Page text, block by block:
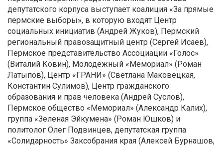
депутатского корпуса выступает коалиция «За прямые
пермские выборы», в которую входят Центр
социальных инициатив (Андрей Жуков), Пермский
региональный правозащитный центр (Сергей Исаев),
Пермское представительство Ассоциации «Голос»
(Виталий Ковин), Молодежный «Мемориал» (Роман
Латыпов), Центр «ГРАНИ» (Светлана Маковецкая,
Константин Сулимов), Центр гражданского
образования и прав человека (Андрей Суслов),
Пермское общество «Мемориал» (Александр Калих),
группа «Зеленая Эйкумена» (Роман Юшков) и
политолог Олег Подвинцев, депутатская группа
«Солидарность» Заксобрания края (Алексей Бурнашов,